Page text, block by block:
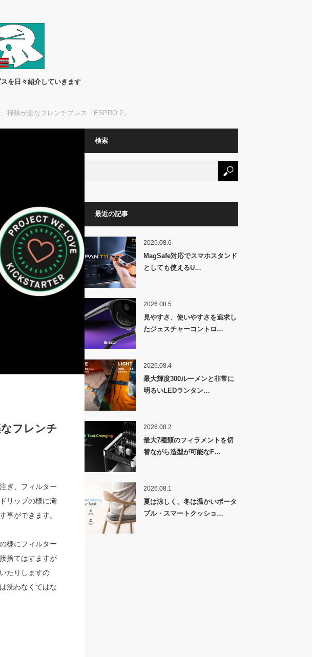
を日々紹介していきます
掃除が楽なフレンチプレス「ESPRO 2」
フレンチ
ぎ、フィルター
リップの様に淹
事ができます。
様にフィルター
捨てはすますが
たりしますの
洗わなくてはな
検索
最近の記事
2026.08.6
MagSafe対応でスマホスタンド
としても使えるU…
2026.08.5
見やすさ、使いやすさを追求し
たジェスチャーコントロ…
2026.08.4
最大輝度300ルーメンと非常に
明るいLEDランタン…
2026.08.2
最大7種類のフィラメントを切
替ながら造型が可能なF…
2026.08.1
夏は涼しく、冬は温かいポータ
ブル・スマートクッショ…